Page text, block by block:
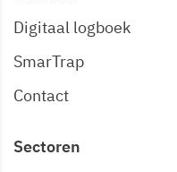
Digitaal logboek
SmarTrap
Contact
Sectoren